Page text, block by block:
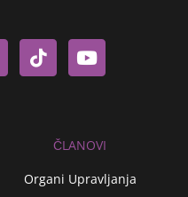
i
k
t
o
u
t
e
ČLANOVI
Organi Upravljanja